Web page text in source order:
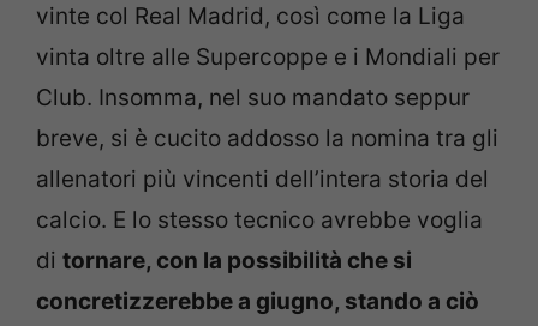
vinte col Real Madrid, così come la Liga
vinta oltre alle Supercoppe e i Mondiali per
Club. Insomma, nel suo mandato seppur
breve, si è cucito addosso la nomina tra gli
allenatori più vincenti dell’intera storia del
calcio. E lo stesso tecnico avrebbe voglia
di tornare, con la possibilità che si
concretizzerebbe a giugno, stando a ciò